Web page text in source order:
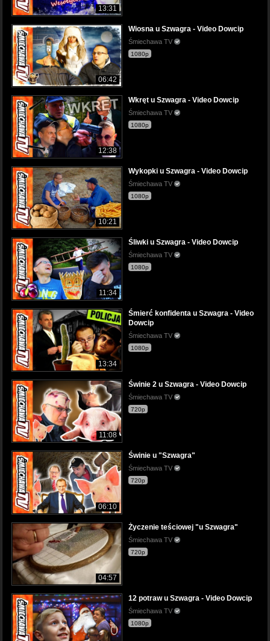
13:31
06:42
Wiosna u Szwagra - Video Dowcip
Śmiechawa TV
1080p
12:38
Wkręt u Szwagra - Video Dowcip
Śmiechawa TV
1080p
10:21
Wykopki u Szwagra - Video Dowcip
Śmiechawa TV
1080p
11:34
Śliwki u Szwagra - Video Dowcip
Śmiechawa TV
1080p
13:34
Śmierć konfidenta u Szwagra - Video
Dowcip
Śmiechawa TV
1080p
11:08
Świnie 2 u Szwagra - Video Dowcip
Śmiechawa TV
720p
06:10
Świnie u "Szwagra"
Śmiechawa TV
720p
04:57
Życzenie teściowej "u Szwagra"
Śmiechawa TV
720p
12 potraw u Szwagra - Video Dowcip
Śmiechawa TV
1080p